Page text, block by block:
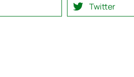
Twitter